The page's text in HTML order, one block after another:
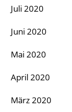
Juli 2020
Juni 2020
Mai 2020
April 2020
März 2020